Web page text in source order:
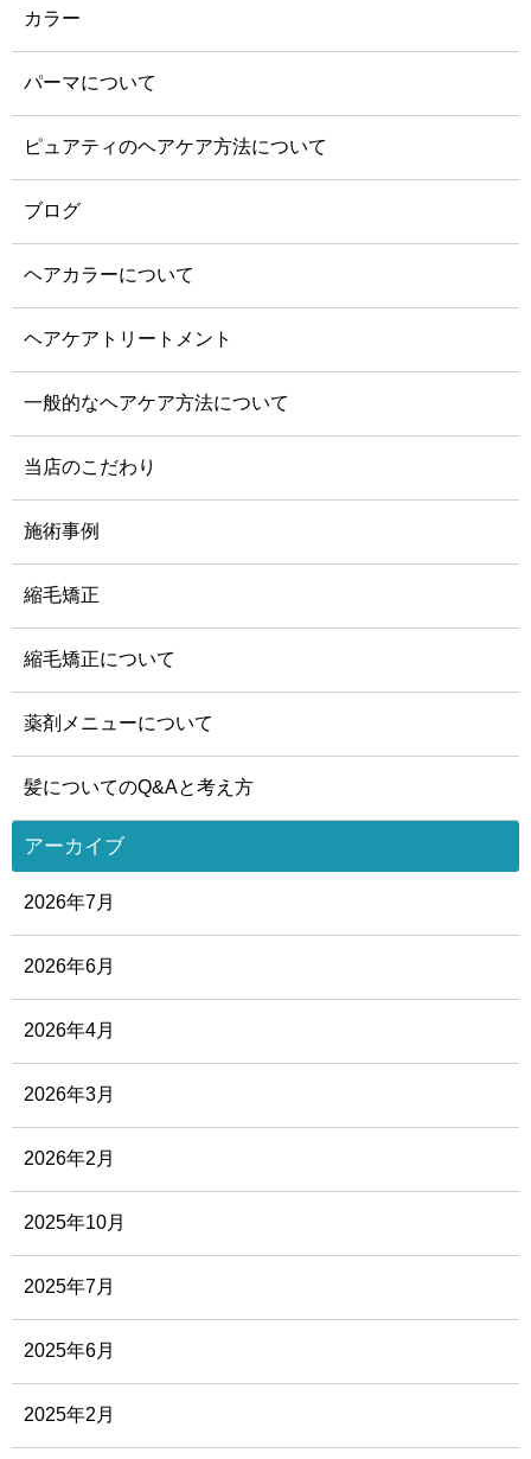
カラー
パーマについて
ピュアティのヘアケア方法について
ブログ
ヘアカラーについて
ヘアケアトリートメント
一般的なヘアケア方法について
当店のこだわり
施術事例
縮毛矯正
縮毛矯正について
薬剤メニューについて
髪についてのQ&Aと考え方
アーカイブ
2026年7月
2026年6月
2026年4月
2026年3月
2026年2月
2025年10月
2025年7月
2025年6月
2025年2月